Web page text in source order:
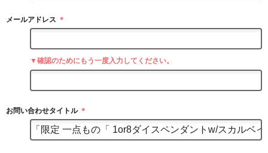
メールアドレス ＊
▼確認のためにもう一度入力してください。
お問い合わせタイトル ＊